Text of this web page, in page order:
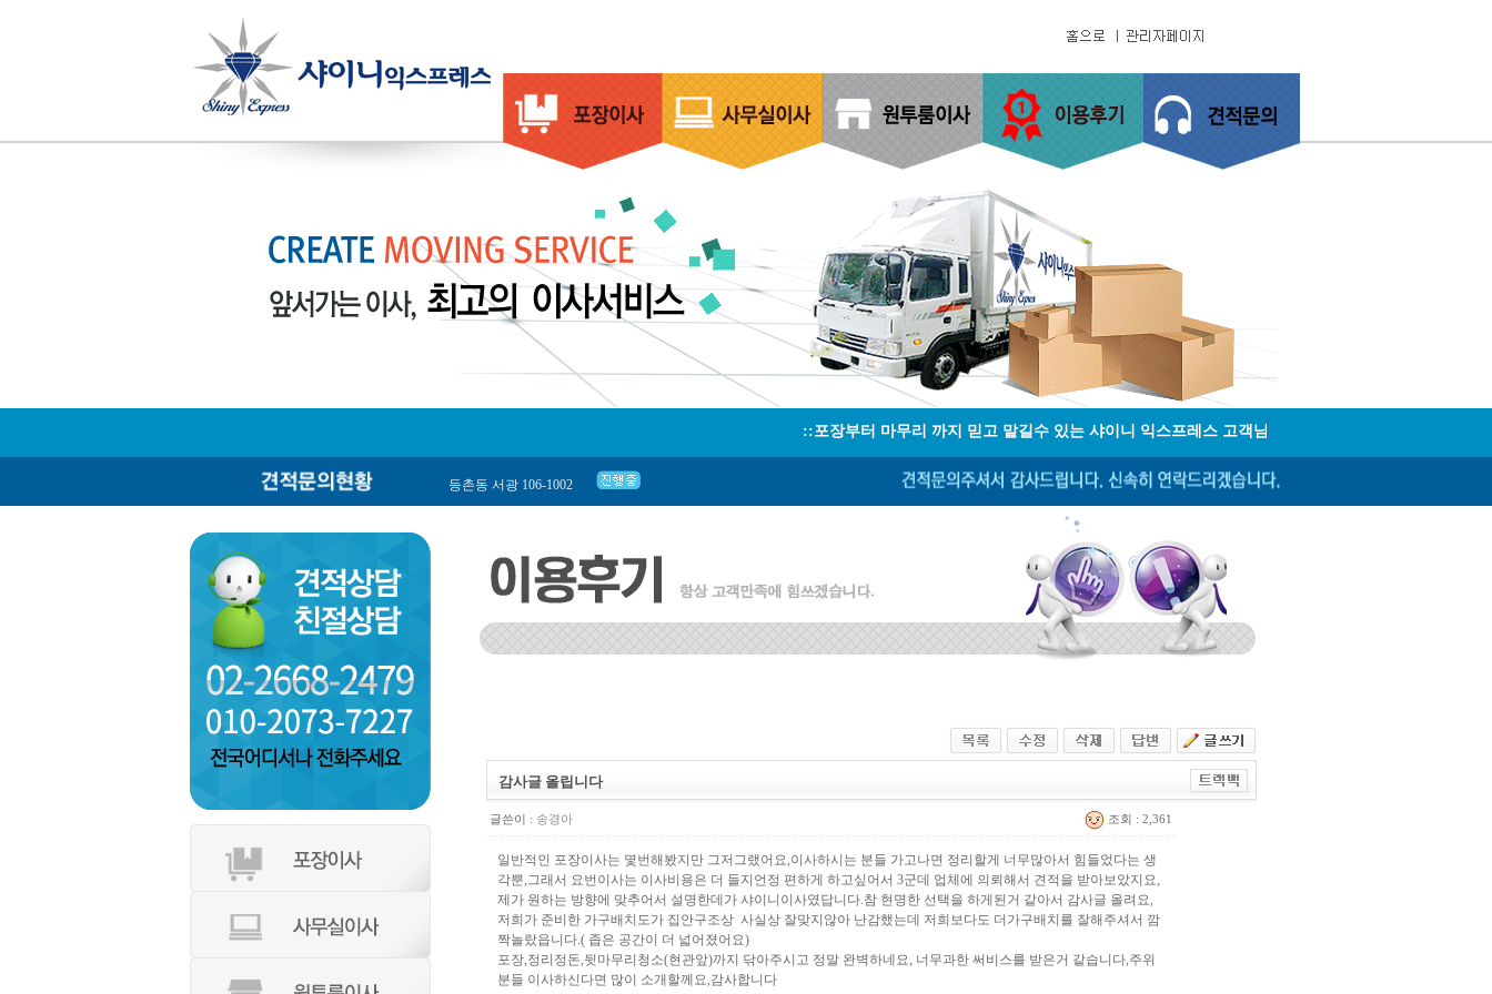
::포장부터 마무리 까지 믿고 맡길수 있는 샤이니 익스프레스 고객님의 이사가 빛나도록 최선을 다
등촌동 서광 106-1002
서울강서구 화곡동 우장산아이파크아파트7층
감사글 올립니다
글쓴이 : 송경아 조회 : 2,361
일반적인 포장이사는 몇번해봤지만 그저그랬어요,이사하시는 분들 가고나면 정리할게 너무많아서 힘들었다는 생
각뿐,그래서 요번이사는 이사비용은 더 들지언정 편하게 하고싶어서 3군데 업체에 의뢰해서 견적을 받아보았지요,
제가 원하는 방향에 맞추어서 설명한데가 샤이니이사였답니다.참 현명한 선택을 하게된거 같아서 감사글 올려요,
저희가 준비한 가구배치도가 집안구조상 사실상 잘맞지않아 난감했는데 저희보다도 더가구배치를 잘해주셔서 깜
짝놀랐읍니다.( 좁은 공간이 더 넓어졌어요)
포장,정리정돈,뒷마무리청소(현관앞)까지 닦아주시고 정말 완벽하네요, 너무과한 써비스를 받은거 같습니다,주위
분들 이사하신다면 많이 소개할께요,감사합니다